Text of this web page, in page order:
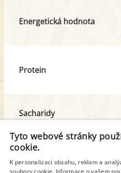
Energetická hodnota
Protein
Sacharidy
z toho cukr
Tuk
Tyto webové stránky
cookie.
K personalizaci obsahu, reklam a
soubory cookie. Informace o vašem